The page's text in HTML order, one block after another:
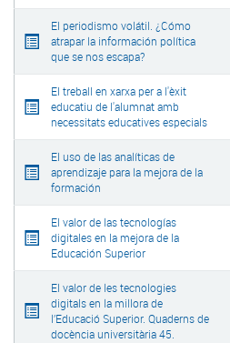
El periodismo volátil. ¿Cómo
atrapar la información política
que se nos escapa?
El treball en xarxa per a l'èxit
educatiu de l'alumnat amb
necessitats educatives especials
El uso de las analíticas de
aprendizaje para la mejora de la
formación
El valor de las tecnologías
digitales en la mejora de la
Educación Superior
El valor de les tecnologies
digitals en la millora de
l’Educació Superior. Quaderns de
docència universitària 45.